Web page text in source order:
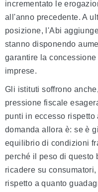
incrementato le
all'anno precedente. A
posizione, l'Abi
stanno disponendo
garantire la
imprese.
Gli istituti soffrono
pressione fiscale
punti in eccesso
domanda allora è: se è
equilibrio di condizioni
perché il peso di questo
ricadere su
rispetto a quanto